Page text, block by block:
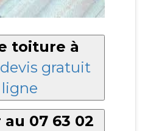
toiture à
devis gratuit
07 63 02